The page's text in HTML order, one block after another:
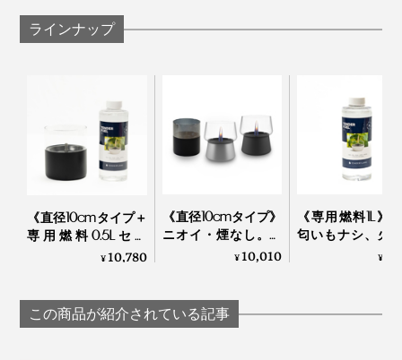
中間地点にレバーを合わせれば、燃料フル充填で、約37
分間ご使用いただけます。
のジェットライターで、「火のある暮らし」を快適に。
ラインナップ
《直径10cmタイプ＋
専用燃料0.5Lセッ
ト》ニオイ・煙な
で手軽に楽しめる
「卓上ランプ」｜
¥10,780
《直径10cmタイプ》
ニオイ・煙なし。倒
しても燃え広がりに
ンプ」｜
TENDERFLAME
¥10,010
《専用燃料1L》
匂いもナシ、火
え移らない安
¥
この商品が紹介されている記事